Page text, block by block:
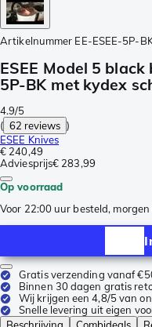
Artikelnummer EE-ESEE-5P-
ESEE Model 5
5P-BK met kydex
4.9/5
( 62 reviews )
ESEE Knives
€ 240,49
Adviesprijs€ 283,99
Op voorraad
Voor 22:00 uur besteld,
Gratis verzending vanaf
Binnen 30 dagen gratis
Wij krijgen een 4,8/5 van
Snelle levering uit eigen